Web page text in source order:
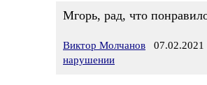
Мгорь, рад, что
Виктор Молчанов 07.02.2021
нарушении